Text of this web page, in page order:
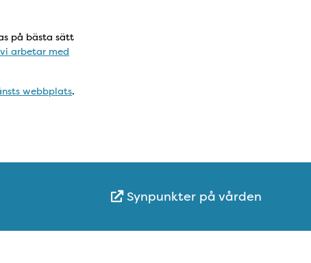
på bästa sätt
arbetar med
webbplats.
Synpunkter på vården